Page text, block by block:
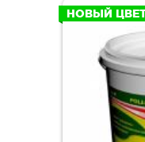
НОВЫЙ